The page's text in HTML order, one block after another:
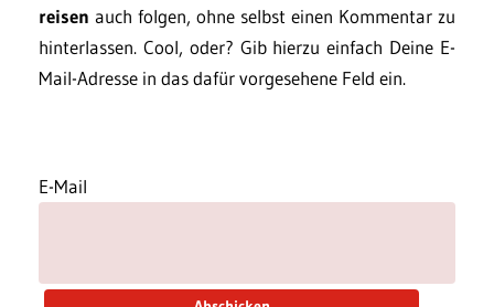
reisen auch folgen, ohne selbst einen Kommentar zu
hinterlassen. Cool, oder? Gib hierzu einfach Deine E-
Mail-Adresse in das dafür vorgesehene Feld ein.
E-Mail